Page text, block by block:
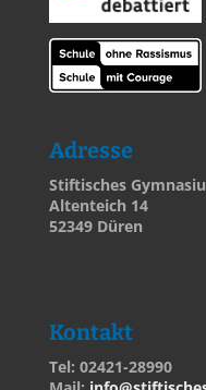
Adresse
Stiftisches
Altenteich 14
52349 Düren
Kontakt
Tel: 02421-28990